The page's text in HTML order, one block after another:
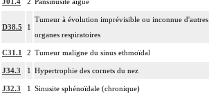
D38.5 1
Tumeur à évolution imprévisible ou inconnue d'autres
organes respiratoires
C31.1 2 Tumeur maligne du sinus ethmoïdal
J34.3 1 Hypertrophie des cornets du nez
J32.3 1 Sinusite sphénoïdale (chronique)